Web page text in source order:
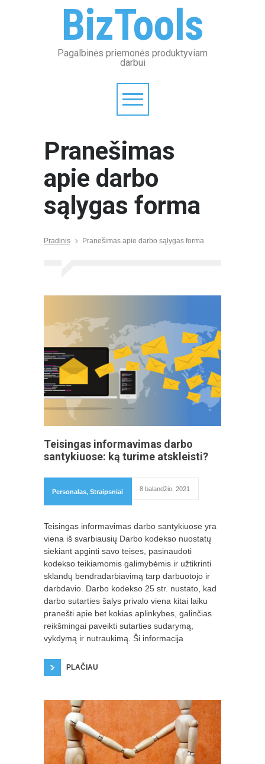
BizTools
Pagalbinės priemonės produktyviam
darbui
Pranešimas
apie darbo
sąlygas forma
Pradinis Pranešimas apie darbo sąlygas forma
Teisingas informavimas darbo
santykiuose: ką turime atskleisti?
Personalas, Straipsniai 8 balandžio, 2021
Teisingas informavimas darbo santykiuose yra
viena iš svarbiausių Darbo kodekso nuostatų
siekiant apginti savo teises, pasinaudoti
kodekso teikiamomis galimybėmis ir užtikrinti
sklandų bendradarbiavimą tarp darbuotojo ir
darbdavio. Darbo kodekso 25 str. nustato, kad
darbo sutarties šalys privalo viena kitai laiku
pranešti apie bet kokias aplinkybes, galinčias
reikšmingai paveikti sutarties sudarymą,
vykdymą ir nutraukimą. Ši informacija
PLAČIAU